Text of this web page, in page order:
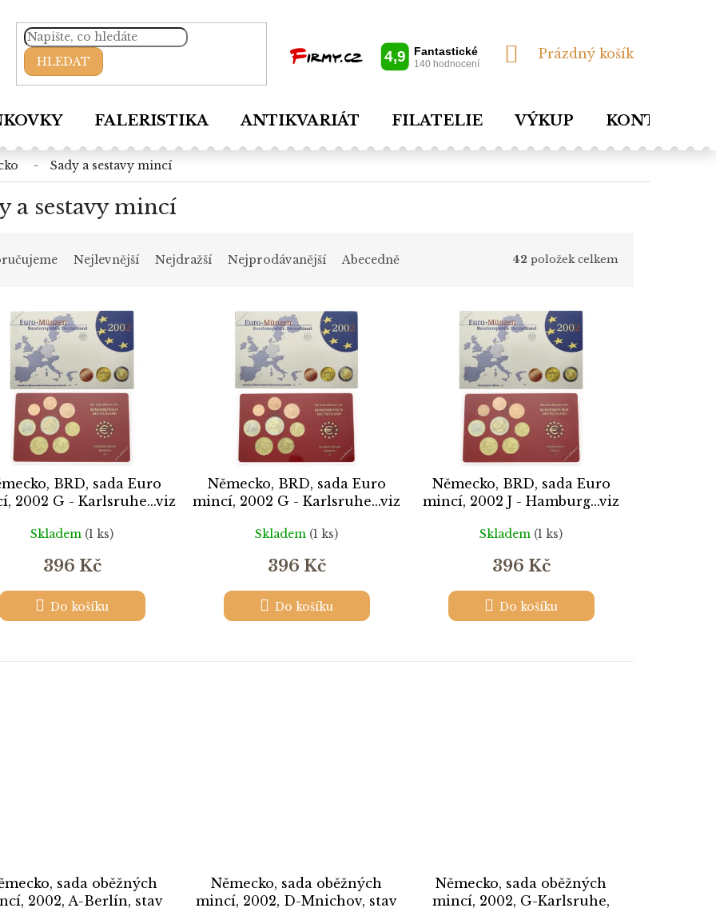
HLEDAT
NÁKUPNÍ
Prázdný košík
FALERISTIKA ANTIKVARIÁT FILATELIE VÝKUP KONTAKTY
sady a sestavy mincí
a sestavy mincí
Nejlevnější Nejdražší Nejprodávanější Abecedně 42 položek celkem
BRD, sada Euro
2002 G - Karlsruhe...viz
Skladem (1 ks)
396 Kč
Do košíku
Německo, BRD, sada Euro
mincí, 2002 G - Karlsruhe...viz
Skladem (1 ks)
396 Kč
Do košíku
Německo, BRD, sada Euro
mincí, 2002 J - Hamburg...viz
Skladem (1 ks)
396 Kč
Do košíku
sada oběžných
2002, A-Berlín, stav
Německo, sada oběžných
mincí, 2002, D-Mnichov, stav
Německo, sada oběžných
mincí, 2002, G-Karlsruhe,